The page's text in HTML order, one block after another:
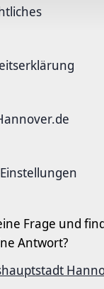
Frage und
Antwort?